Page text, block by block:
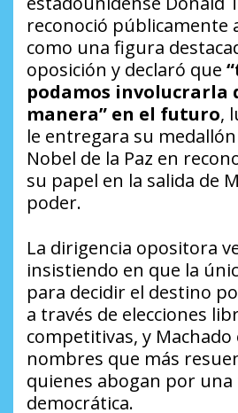
reconoció públicamente
como una figura
oposición y declaró que
podamos involucrarla
manera” en el futuro,
le entregara su
Nobel de la Paz en
su papel en la salida de
poder.
La dirigencia opositora
insistiendo en que la
para decidir el destino
a través de elecciones
competitivas, y Machado
nombres que más
quienes abogan por
democrática.